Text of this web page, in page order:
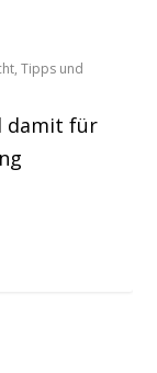
,Tipps und
damit für